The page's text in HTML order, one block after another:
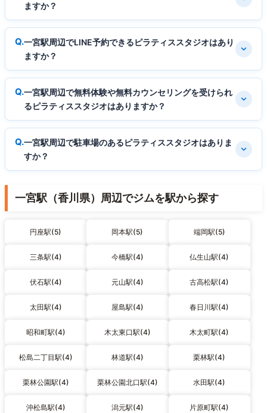
ますか？
一宮駅周辺でLINE予約できるピラティススタジオはあり
ますか？
一宮駅周辺で無料体験や無料カウンセリングを受けられ
るピラティススタジオはありますか？
一宮駅周辺で駐車場のあるピラティススタジオはありま
すか？
一宮駅（香川県）周辺でジムを駅から探す
円座駅(5) 岡本駅(5) 端岡駅(5)
三条駅(4) 今橋駅(4) 仏生山駅(4)
伏石駅(4) 元山駅(4) 古高松駅(4)
太田駅(4) 屋島駅(4) 春日川駅(4)
昭和町駅(4) 木太東口駅(4) 木太町駅(4)
松島二丁目駅(4) 林道駅(4) 栗林駅(4)
栗林公園駅(4) 栗林公園北口駅(4) 水田駅(4)
沖松島駅(4) 潟元駅(4) 片原町駅(4)